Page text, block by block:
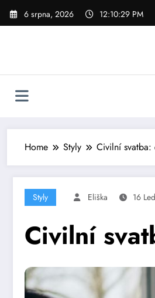
Skip
6 srpna, 2026 12:10:31 PM
Home Styly Civilní
Styly Eliška 16
Civilní